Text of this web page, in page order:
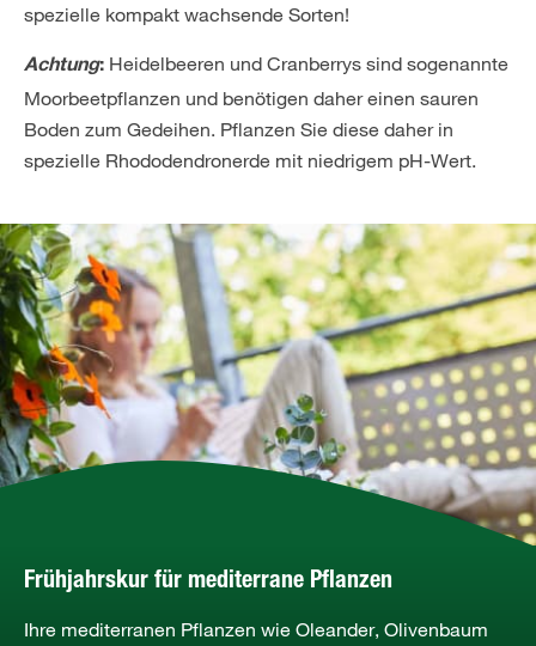
spezielle kompakt wachsende Sorten!
Achtung: Heidelbeeren und Cranberrys sind sogenannte
Moorbeetpflanzen und benötigen daher einen sauren
Boden zum Gedeihen. Pflanzen Sie diese daher in
spezielle Rhododendronerde mit niedrigem pH-Wert.
Frühjahrskur für mediterrane Pflanzen
Ihre mediterranen Pflanzen wie Oleander, Olivenbaum